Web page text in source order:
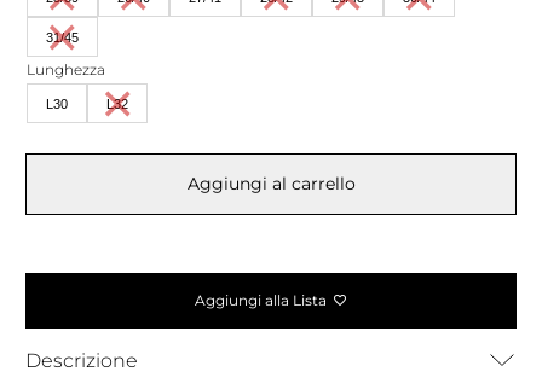
31/45
Lunghezza
L30 L32
Aggiungi al carrello
Aggiungi alla Lista
Descrizione